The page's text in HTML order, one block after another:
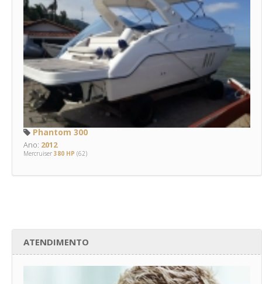
Phantom 300
Ano: 2012
Mercruiser 380 HP (62)
ATENDIMENTO